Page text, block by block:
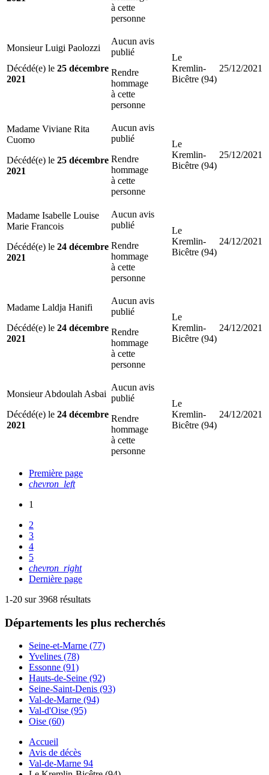
à cette
personne
Monsieur Luigi Paolozzi
Décédé(e) le 25 décembre
2021
Aucun avis
publié
Rendre
hommage
à cette
personne
Le
Kremlin-
Bicêtre (94)
25/12/2021
Madame Viviane Rita
Cuomo
Décédé(e) le 25 décembre
2021
Aucun avis
publié
Rendre
hommage
à cette
personne
Le
Kremlin-
Bicêtre (94)
25/12/2021
Madame Isabelle Louise
Marie Francois
Décédé(e) le 24 décembre
2021
Aucun avis
publié
Rendre
hommage
à cette
personne
Le
Kremlin-
Bicêtre (94)
24/12/2021
Madame Laldja Hanifi
Décédé(e) le 24 décembre
2021
Aucun avis
publié
Rendre
hommage
à cette
personne
Le
Kremlin-
Bicêtre (94)
24/12/2021
Monsieur Abdoulah Asbai
Décédé(e) le 24 décembre
2021
Aucun avis
publié
Rendre
hommage
à cette
personne
Le
Kremlin-
Bicêtre (94)
24/12/2021
Première page
chevron_left
1
2
3
4
5
chevron_right
Dernière page
1-20 sur 3968 résultats
Départements les plus recherchés
Seine-et-Marne (77)
Yvelines (78)
Essonne (91)
Hauts-de-Seine (92)
Seine-Saint-Denis (93)
Val-de-Marne (94)
Val-d'Oise (95)
Oise (60)
Accueil
Avis de décès
Val-de-Marne 94